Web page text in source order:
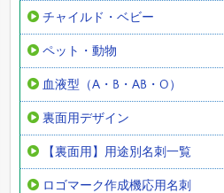
チャイルド・ベビー
ペット・動物
血液型（A・B・AB・O）
裏面用デザイン
【裏面用】用途別名刺一覧
ロゴマーク作成機応用名刺